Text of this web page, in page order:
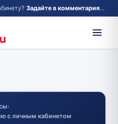
Задайте в комментариях — ответим!
›
с личным кабинетом